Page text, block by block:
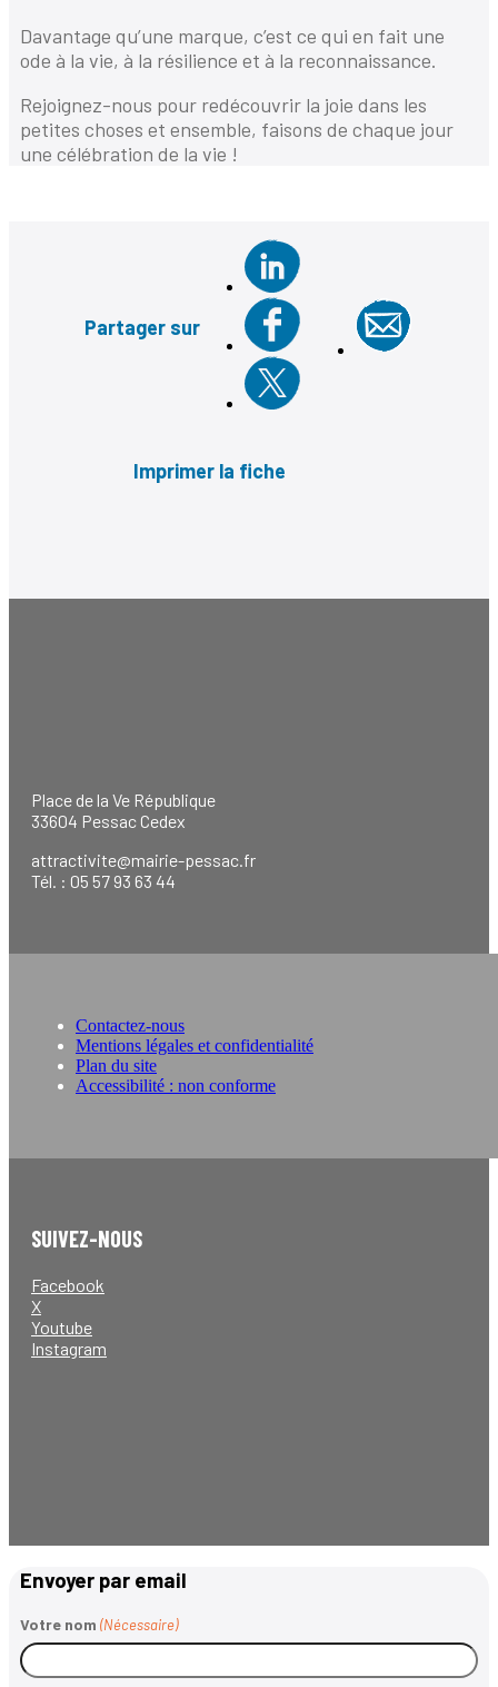
Davantage qu’une marque, c’est ce qui en fait une
ode à la vie, à la résilience et à la reconnaissance.
Rejoignez-nous pour redécouvrir la joie dans les
petites choses et ensemble, faisons de chaque jour
une célébration de la vie !
Partager sur
Imprimer la fiche
Place de la Ve République
33604 Pessac Cedex
attractivite@mairie-pessac.fr
Tél. : 05 57 93 63 44
Contactez-nous
Mentions légales et confidentialité
Plan du site
Accessibilité : non conforme
SUIVEZ-NOUS
Facebook
X
Youtube
Instagram
Envoyer par email
Votre nom (Nécessaire)